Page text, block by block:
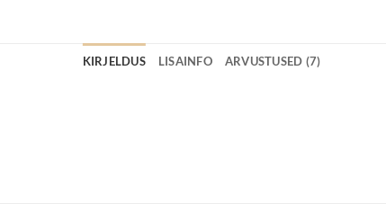
KIRJELDUS LISAINFO ARVUSTUSED (7)